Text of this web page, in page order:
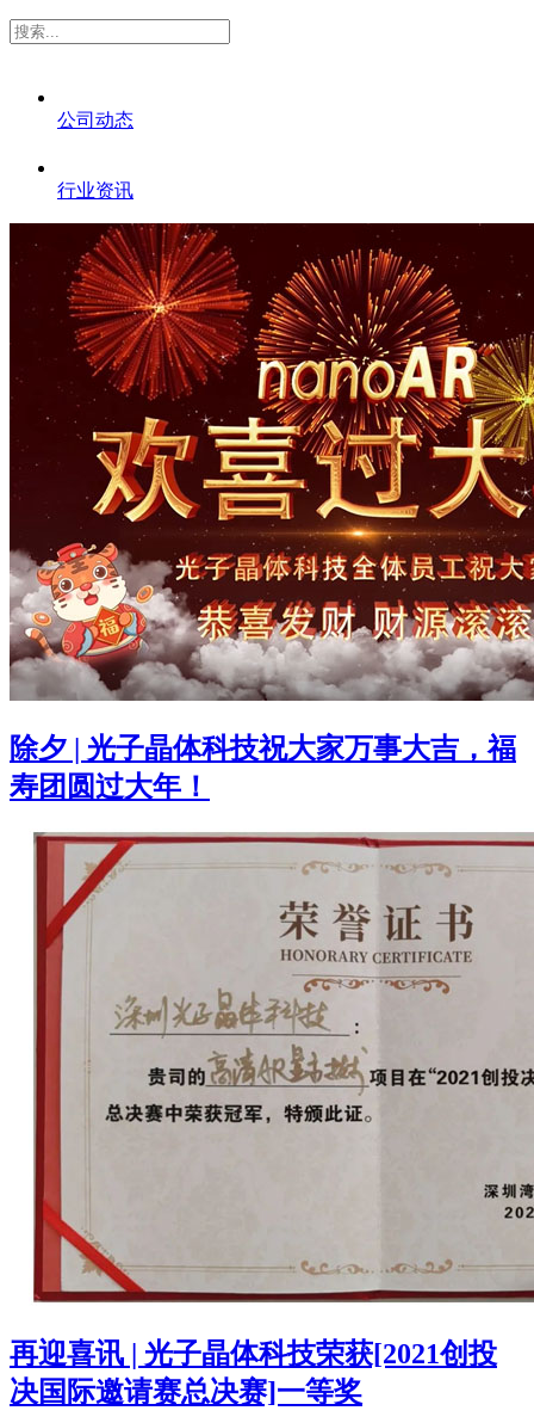
公司动态
行业资讯
除夕 | 光子晶体科技祝大家万事大吉，福
寿团圆过大年！
再迎喜讯 | 光子晶体科技荣获[2021创投
决国际邀请赛总决赛]一等奖